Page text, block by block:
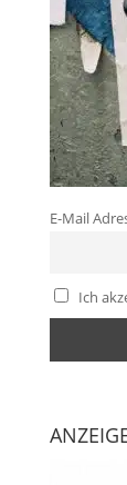
E-Mail
Ich